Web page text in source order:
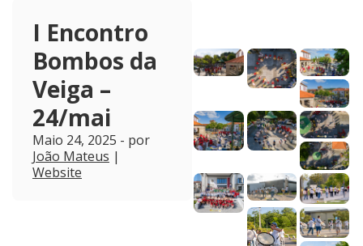
I Encontro
Bombos da
Veiga –
24/mai
Maio 24, 2025 - por
João Mateus |
Website